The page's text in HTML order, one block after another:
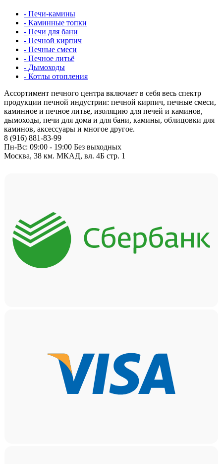
- Печи-камины
- Каминные топки
- Печи для бани
- Печной кирпич
- Печные смеси
- Печное литьё
- Дымоходы
- Котлы отопления
Ассортимент печного центра включает в себя весь спектр
продукции печной индустрии: печной кирпич, печные смеси,
каминное и печное литье, изоляцию для печей и каминов,
дымоходы, печи для дома и для бани, камины, облицовки для
каминов, аксессуары и многое другое.
8 (916) 881-83-99
Пн-Вс: 09:00 - 19:00 Без выходных
Москва, 38 км. МКАД, вл. 4Б стр. 1